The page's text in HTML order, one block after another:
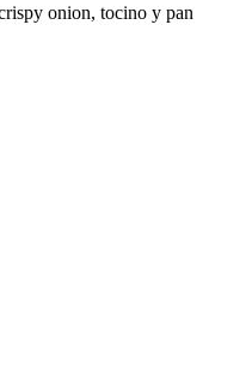
onion, tocino y pan